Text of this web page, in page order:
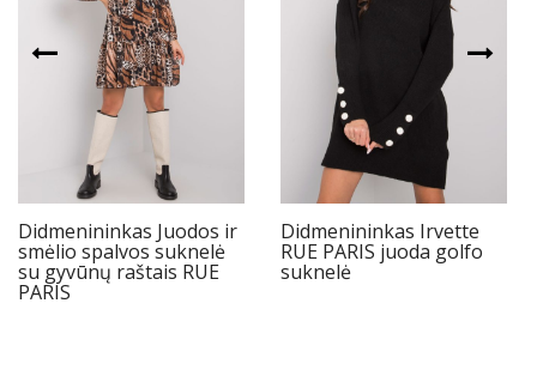
Didmenininkas Juodos ir
smėlio spalvos suknelė
su gyvūnų raštais RUE
PARIS
Didmenininkas Irvette
RUE PARIS juoda golfo
suknelė